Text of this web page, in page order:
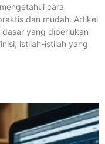
cara
dan mudah. Artikel
yang diperlukan
istilah-istilah yang